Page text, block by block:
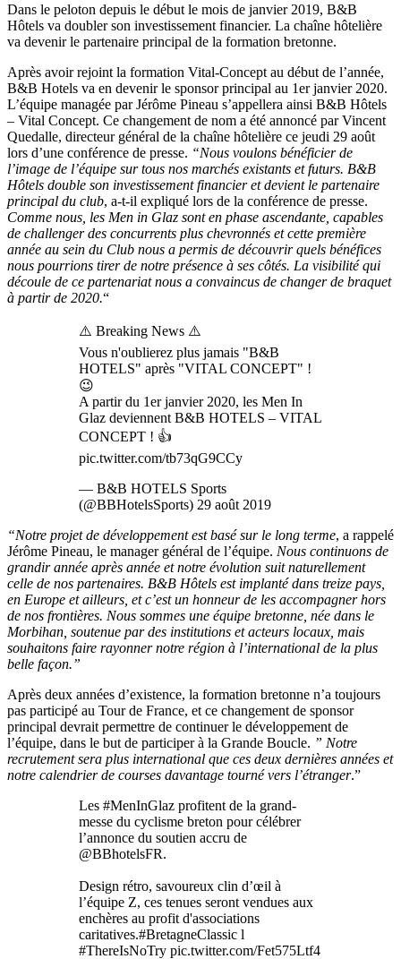
Dans le peloton depuis le début le mois de janvier 2019, B&B
Hôtels va doubler son investissement financier. La chaîne hôtelière
va devenir le partenaire principal de la formation bretonne.
Après avoir rejoint la formation Vital-Concept au début de l’année,
B&B Hotels va en devenir le sponsor principal au 1er janvier 2020.
L’équipe managée par Jérôme Pineau s’appellera ainsi B&B Hôtels
– Vital Concept. Ce changement de nom a été annoncé par Vincent
Quedalle, directeur général de la chaîne hôtelière ce jeudi 29 août
lors d’une conférence de presse. “Nous voulons bénéficier de
l’image de l’équipe sur tous nos marchés existants et futurs. B&B
Hôtels double son investissement financier et devient le partenaire
principal du club, a-t-il expliqué lors de la conférence de presse.
Comme nous, les Men in Glaz sont en phase ascendante, capables
de challenger des concurrents plus chevronnés et cette première
année au sein du Club nous a permis de découvrir quels bénéfices
nous pourrions tirer de notre présence à ses côtés. La visibilité qui
découle de ce partenariat nous a convaincus de changer de braquet
à partir de 2020.“
⚠️ Breaking News ⚠️
Vous n'oublierez plus jamais "B&B
HOTELS" après "VITAL CONCEPT" !
😉
A partir du 1er janvier 2020, les Men In
Glaz deviennent B&B HOTELS – VITAL
CONCEPT ! 👍
pic.twitter.com/tb73qG9CCy
— B&B HOTELS Sports
(@BBHotelsSports) 29 août 2019
“Notre projet de développement est basé sur le long terme, a rappelé
Jérôme Pineau, le manager général de l’équipe. Nous continuons de
grandir année après année et notre évolution suit naturellement
celle de nos partenaires. B&B Hôtels est implanté dans treize pays,
en Europe et ailleurs, et c’est un honneur de les accompagner hors
de nos frontières. Nous sommes une équipe bretonne, née dans le
Morbihan, soutenue par des institutions et acteurs locaux, mais
souhaitons faire rayonner notre région à l’international de la plus
belle façon.”
Après deux années d’existence, la formation bretonne n’a toujours
pas participé au Tour de France, et ce changement de sponsor
principal devrait permettre de continuer le développement de
l’équipe, dans le but de participer à la Grande Boucle. ” Notre
recrutement sera plus international que ces deux dernières années et
notre calendrier de courses davantage tourné vers l’étranger.”
Les #MenInGlaz profitent de la grand-
messe du cyclisme breton pour célébrer
l’annonce du soutien accru de
@BBhotelsFR.
Design rétro, savoureux clin d’œil à
l’équipe Z, ces tenues seront vendues aux
enchères au profit d'associations
caritatives.#BretagneClassic l
#ThereIsNoTry pic.twitter.com/Fet575Ltf4